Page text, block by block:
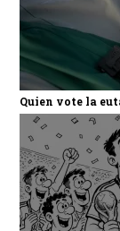
Quien vote la